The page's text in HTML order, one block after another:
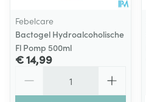
Febelcare
Bactogel Hydroalcoholische
Fl Pomp 500ml
€ 14,99